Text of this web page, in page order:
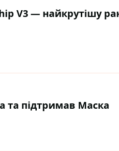
V3 — найкрутішу
та підтримав Маска